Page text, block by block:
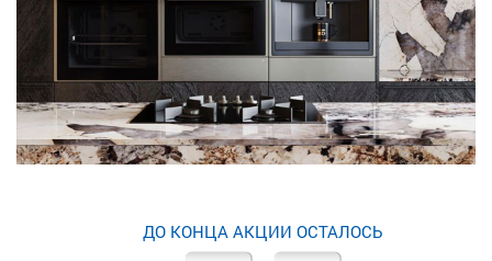
ДО КОНЦА АКЦИИ ОСТАЛОСЬ